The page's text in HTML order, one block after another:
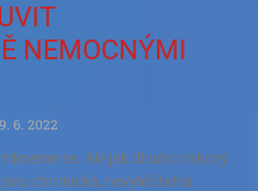
NEMOCNÝMI
6. 2022
se. Ale jak dlouho takový
chronická, nevyléčitelná